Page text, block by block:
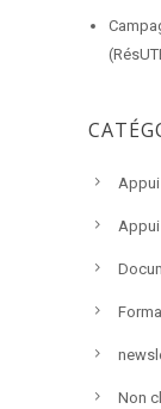
Non